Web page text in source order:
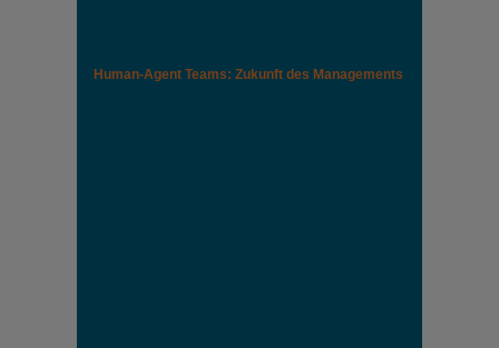
Human-Agent Teams: Zukunft des Managements